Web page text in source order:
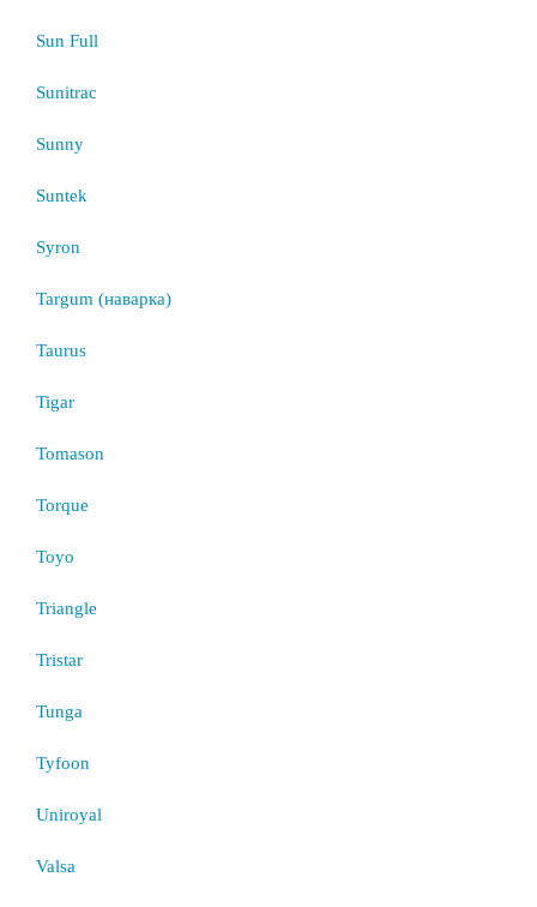
Sun Full
Sunitrac
Sunny
Suntek
Syron
Targum (наварка)
Taurus
Tigar
Tomason
Torque
Toyo
Triangle
Tristar
Tunga
Tyfoon
Uniroyal
Valsa